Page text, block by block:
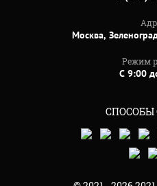
Москва,
Режим
C 9:00
СПОСОБЫ